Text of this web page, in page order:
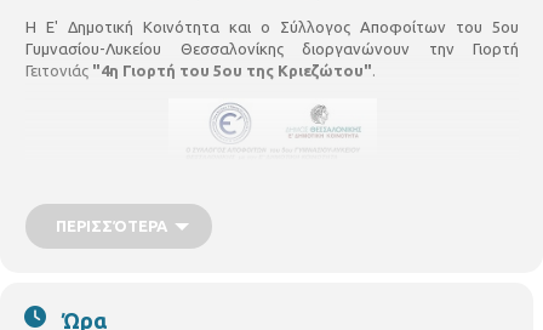
Η Ε' Δημοτική Κοινότητα και ο Σύλλογος Αποφοίτων του 5ου
Γυμνασίου-Λυκείου Θεσσαλονίκης διοργανώνουν την Γιορτή
Γειτονιάς "4η Γιορτή του 5ου της Κριεζώτου"
ΠΕΡΙΣΣΌΤΕΡΑ
Ώρα